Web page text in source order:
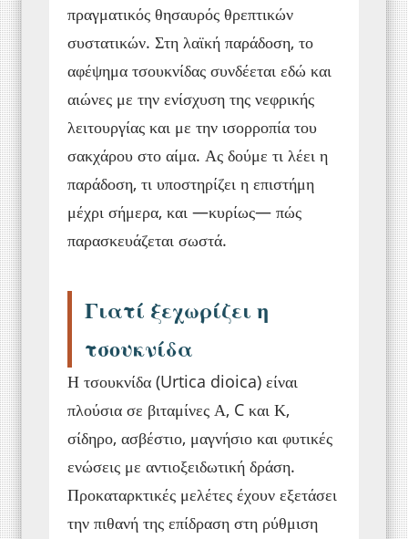
πραγματικός θησαυρός θρεπτικών
συστατικών. Στη λαϊκή παράδοση, το
αφέψημα τσουκνίδας συνδέεται εδώ και
αιώνες με την ενίσχυση της νεφρικής
λειτουργίας και με την ισορροπία του
σακχάρου στο αίμα. Ας δούμε τι λέει η
παράδοση, τι υποστηρίζει η επιστήμη
μέχρι σήμερα, και —κυρίως— πώς
παρασκευάζεται σωστά.
Γιατί ξεχωρίζει η
τσουκνίδα
Η τσουκνίδα (Urtica dioica) είναι
πλούσια σε βιταμίνες Α, C και Κ,
σίδηρο, ασβέστιο, μαγνήσιο και φυτικές
ενώσεις με αντιοξειδωτική δράση.
Προκαταρκτικές μελέτες έχουν εξετάσει
την πιθανή της επίδραση στη ρύθμιση